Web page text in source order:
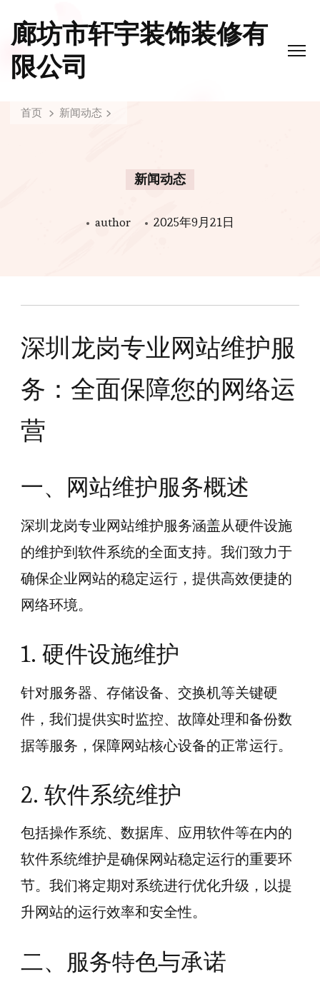
廊坊市轩宇装饰装修有
限公司
首页 新闻动态
新闻动态
author 2025年9月21日
深圳龙岗专业网站维护服
务：全面保障您的网络运
营
一、网站维护服务概述
深圳龙岗专业网站维护服务涵盖从硬件设施
的维护到软件系统的全面支持。我们致力于
确保企业网站的稳定运行，提供高效便捷的
网络环境。
1. 硬件设施维护
针对服务器、存储设备、交换机等关键硬
件，我们提供实时监控、故障处理和备份数
据等服务，保障网站核心设备的正常运行。
2. 软件系统维护
包括操作系统、数据库、应用软件等在内的
软件系统维护是确保网站稳定运行的重要环
节。我们将定期对系统进行优化升级，以提
升网站的运行效率和安全性。
二、服务特色与承诺